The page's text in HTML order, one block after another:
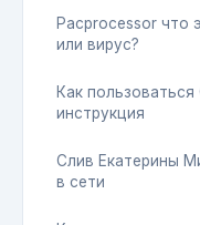
Pacprocessor что
или вирус?
Как пользоваться
инструкция
Слив Екатерины
в сети